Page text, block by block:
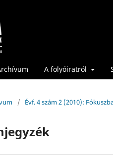
A folyóiratról
/ Évf. 4 szám 2 (2010):